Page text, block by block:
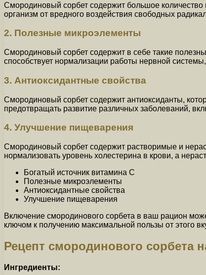
Смородиновый сорбет содержит большое
организм от вредного воздействия свободных
2. Полезные микроэлементы
Смородиновый сорбет содержит в себе такие
способствует нормализации работы нервной
3. Антиоксидантные свойства
Смородиновый сорбет содержит антиоксиданты,
предотвращать развитие различных заболеваний,
4. Улучшение пищеварения
Смородиновый сорбет содержит растворимые и
нормализовать уровень холестерина в крови, а
Богатый источник витамина С
Полезные микроэлементы
Антиоксидантные свойства
Улучшение пищеварения
Включение смородинового сорбета в ваш рацион
ключом к получению максимальной пользы от этого
Рецепт смородинового сорбета
Ингредиенты: